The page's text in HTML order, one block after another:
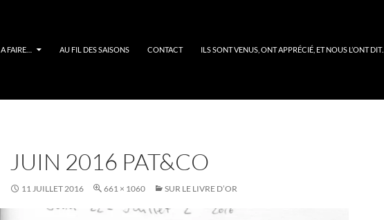
A FAIRE… AU FIL DES SAISONS CONTACT ILS SONT VENUS, ONT APPRÉCIÉ, ET NOUS L’ONT DIT…
JUIN 2016 PAT&CO
11 JUILLET 2016 661 × 1060 SUR LE LIVRE D’OR